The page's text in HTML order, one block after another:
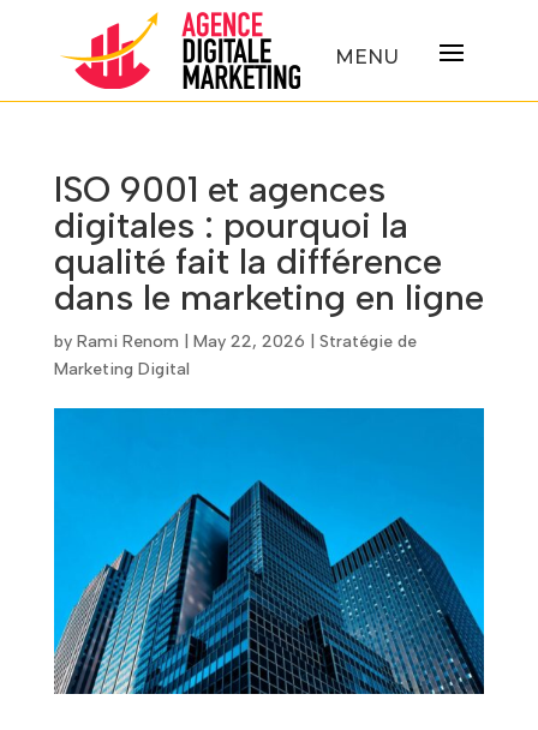
ISO 9001 et agences
digitales : pourquoi la
qualité fait la différence
dans le marketing en ligne
by Rami Renom May 22, 2026
Stratégie de
Marketing Digital